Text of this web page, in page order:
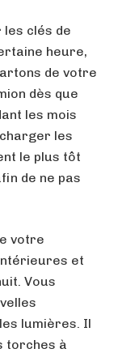
les clés de
heure,
de votre
dès que
les mois
les
le plus tôt
de ne pas
votre
et
Vous
lumières. Il
torches à